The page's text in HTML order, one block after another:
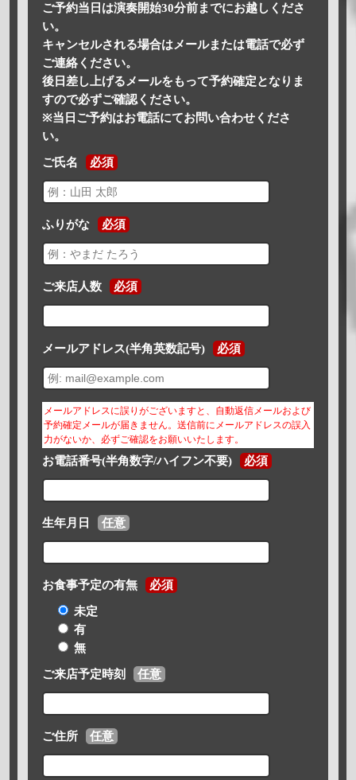
ご予約当日は演奏開始30分前までにお越しくださ
い。
キャンセルされる場合はメールまたは電話で必ず
ご連絡ください。
後日差し上げるメールをもって予約確定となりま
すので必ずご確認ください。
※当日ご予約はお電話にてお問い合わせくださ
い。
ご氏名 必須
ふりがな 必須
ご来店人数 必須
メールアドレス(半角英数記号) 必須
メールアドレスに誤りがございますと、自動返信メールおよび
予約確定メールが届きません。送信前にメールアドレスの誤入
力がないか、必ずご確認をお願いいたします。
お電話番号(半角数字/ハイフン不要) 必須
生年月日 任意
お食事予定の有無 必須
未定
有
無
ご来店予定時刻 任意
ご住所 任意